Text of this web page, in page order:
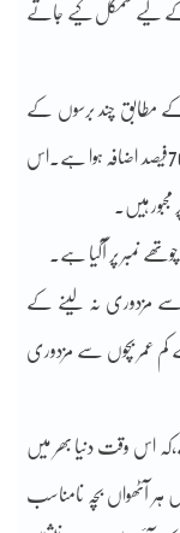
کے لیے سمگل کیے جاتے
کے مطابق چند برسوں کے
دوران بچوں پر جنسی تشدد،زیادتی اور قتل کی وارداتوں میں 70فیصد اضافہ ہوا ہے۔اس
ہیں۔
نمبر پر آگیا ہے۔
میں بچوں سے مزدوری نہ لینے کے
ہے۔جس کی رو سے 14سال سے کم عمر بچوں سے مزدوری
اس وقت دنیا بھر میں
ہر آٹھواں بچہ نامناسب